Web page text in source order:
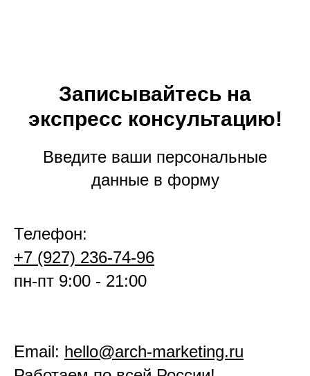
Записывайтесь на
экспресс консультацию!
Введите ваши персональные
данные в форму
Телефон:
+7 (927) 236-74-96
пн-пт 9:00 - 21:00
Email: hello@arch-marketing.ru